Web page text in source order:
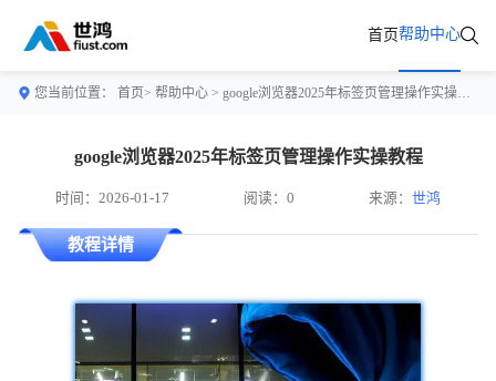
首页帮助中心
您当前位置： 首页> 帮助中心 > google浏览器2025年标签页管理操作实操教程
google浏览器2025年标签页管理操作实操教程
时间：2026-01-17 阅读：0 来源：世鸿
教程详情